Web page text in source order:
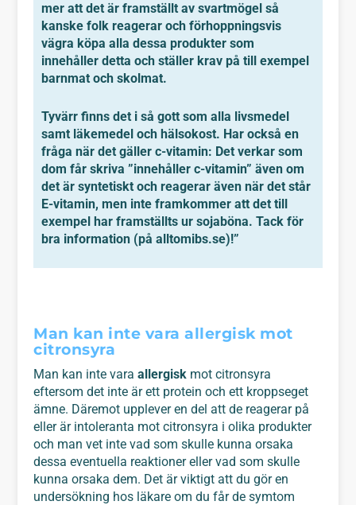
mer att det är framställt av svartmögel så
kanske folk reagerar och förhoppningsvis
vägra köpa alla dessa produkter som
innehåller detta och ställer krav på till exempel
barnmat och skolmat.
Tyvärr finns det i så gott som alla livsmedel
samt läkemedel och hälsokost. Har också en
fråga när det gäller c-vitamin: Det verkar som
dom får skriva ”innehåller c-vitamin” även om
det är syntetiskt och reagerar även när det står
E-vitamin, men inte framkommer att det till
exempel har framställts ur sojaböna. Tack för
bra information (på alltomibs.se)!”
Man kan inte vara allergisk mot
citronsyra
Man kan inte varaallergisk mot citronsyra
eftersom det inte är ett protein och ett kroppseget
ämne. Däremot upplever en del att de reagerar på
eller är intoleranta mot citronsyra i olika produkter
och man vet inte vad som skulle kunna orsaka
dessa eventuella reaktioner eller vad som skulle
kunna orsaka dem. Det är viktigt att du gör en
undersökning hos läkare om du får de symtom